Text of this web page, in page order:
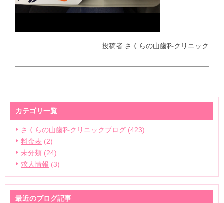
投稿者 さくらの山歯科クリニック
カテゴリ一覧
さくらの山歯科クリニックブログ (423)
料金表 (2)
未分類 (24)
求人情報 (3)
最近のブログ記事